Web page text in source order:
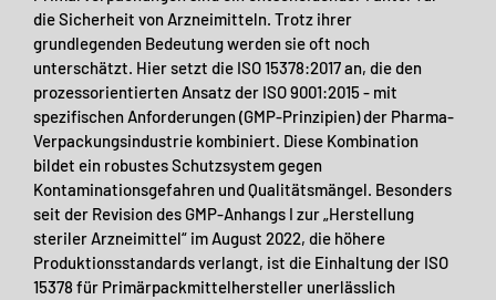
die Sicherheit von Arzneimitteln. Trotz ihrer
grundlegenden Bedeutung werden sie oft noch
unterschätzt. Hier setzt die ISO 15378:2017 an, die den
prozessorientierten Ansatz der ISO 9001:2015 - mit
spezifischen Anforderungen (GMP-Prinzipien) der Pharma-
Verpackungsindustrie kombiniert. Diese Kombination
bildet ein robustes Schutzsystem gegen
Kontaminationsgefahren und Qualitätsmängel. Besonders
seit der Revision des GMP-Anhangs I zur „Herstellung
steriler Arzneimittel“ im August 2022, die höhere
Produktionsstandards verlangt, ist die Einhaltung der ISO
15378 für Primärpackmittelhersteller unerlässlich